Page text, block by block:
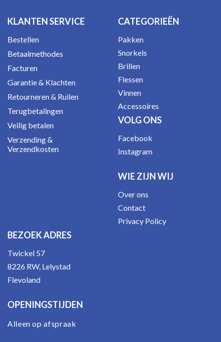
KLANTEN SERVICE
Bestellen
Betaalmethodes
Facturen
Garantie & Klachten
Retourneren & Ruilen
Terugbetalingen
Veilig betalen
Verzending &
Verzendkosten
CATEGORIEËN
Pakken
Snorkels
Brillen
Flessen
Vinnen
Accessoires
VOLG ONS
Facebook
Instagram
WIE ZIJN WIJ
Over ons
Contact
Privacy Policy
BEZOEK ADRES
Twickel 57
8226 RW, Lelystad
Flevoland
OPENINGSTIJDEN
Alleen op afspraak